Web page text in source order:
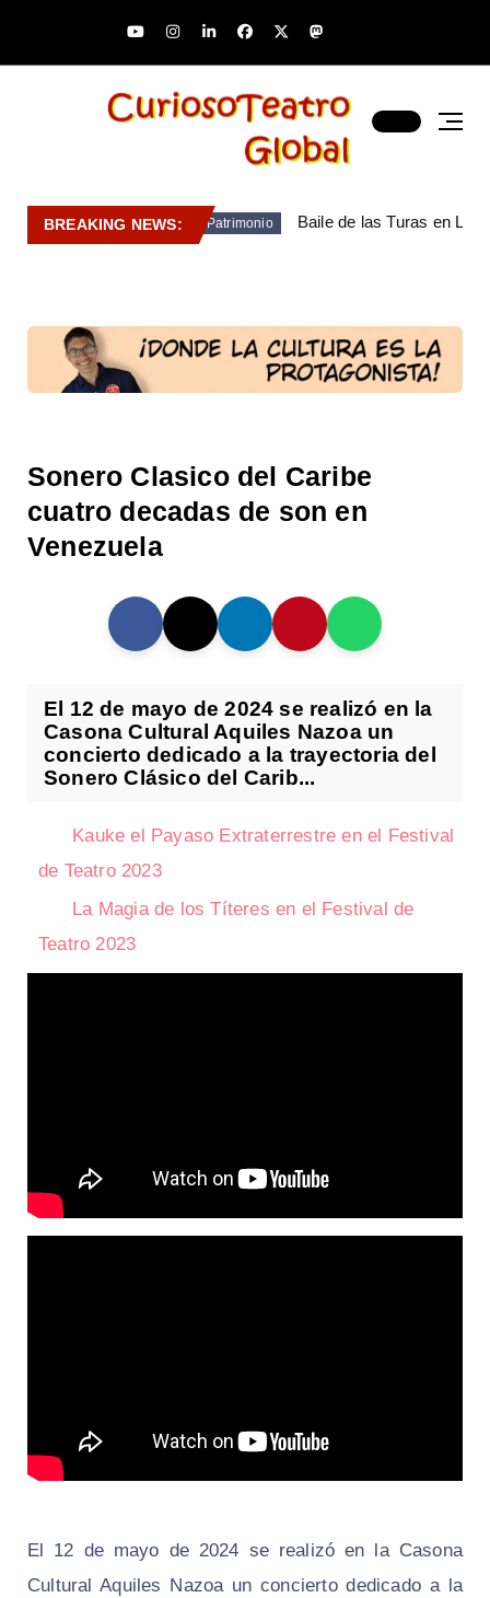
BREAKING NEWS: Patrimonio Baile de las Turas en
Sonero Clasico del Caribe
cuatro decadas de son en
Venezuela
El 12 de mayo de 2024 se realizó en la
Casona Cultural Aquiles Nazoa un
concierto dedicado a la trayectoria del
Sonero Clásico del Carib...
Kauke el Payaso Extraterrestre en el Festival
de Teatro 2023
La Magia de los Títeres en el Festival de
Teatro 2023
El 12 de mayo de 2024 se realizó en la Casona
Cultural Aquiles Nazoa un concierto dedicado a la